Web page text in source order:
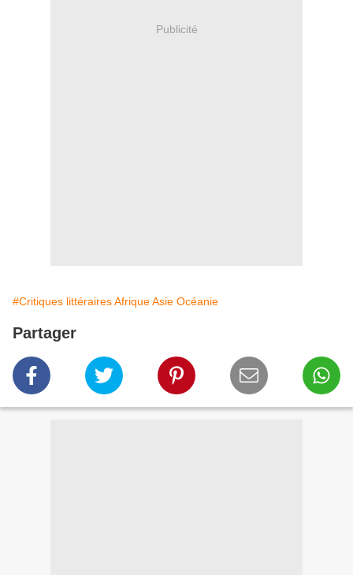
Publicité
#Critiques littéraires Afrique Asie Océanie
Partager